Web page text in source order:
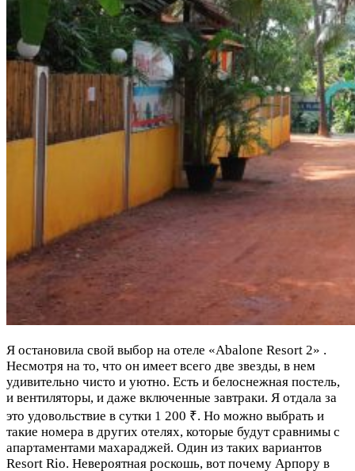
Я остановила свой выбор на отеле «Abalone Resort 2» .
Несмотря на то, что он имеет всего две звезды, в нем
удивительно чисто и уютно. Есть и белоснежная постель,
и вентиляторы, и даже включенные завтраки. Я отдала за
это удовольствие в сутки 1 200 ₹. Но можно выбрать и
такие номера в других отелях, которые будут сравнимы с
апартаментами махараджей. Один из таких вариантов
Resort Rio. Невероятная роскошь, вот почему Арпору в